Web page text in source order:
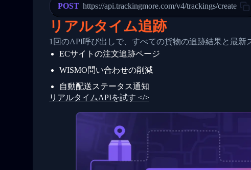
24
25
26
27
28
29
31
32
33
34
          },
          {
            "Date": "2017-03-06 15:28:00",
"StatusDescription": "Shipment
"Details": "BEIJING-
          }
        ]
      }
    ]
  }
}
POST https://api.trackingmore.com/v4/trackings/create
リアルタイム追跡
1回のAPI呼び出しで、すべての貨物の追跡結果と最新
ECサイトの注文追跡ページ
WISMO問い合わせの削減
自動配送ステータス通知
リアルタイムAPIを試す </>